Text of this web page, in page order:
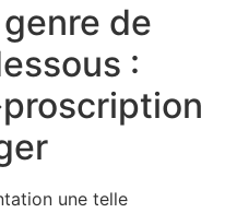
de
:
une telle